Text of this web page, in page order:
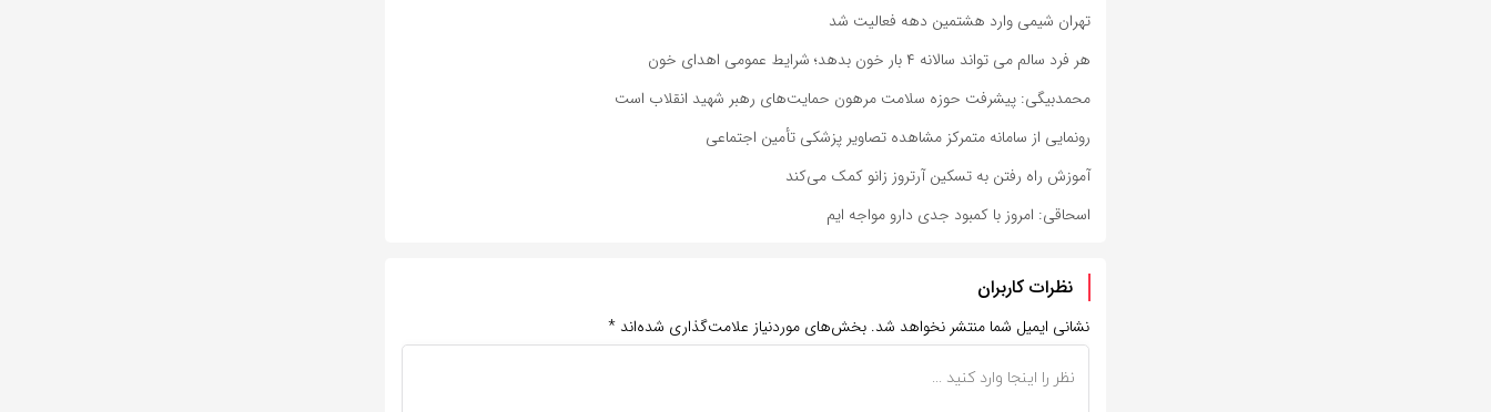
تهران شیمی وارد هشتمین دهه فعالیت شد
هر فرد سالم می تواند سالانه ۴ بار خون بدهد؛ شرایط عمومی اهدای خون
محمدبیگی: پیشرفت حوزه سلامت مرهون حمایت‌های رهبر شهید انقلاب است
رونمایی از سامانه متمرکز مشاهده تصاویر پزشکی تأمین اجتماعی
آموزش راه رفتن به تسکین آرتروز زانو کمک می‌کند
اسحاقی: امروز با کمبود جدی دارو مواجه ایم
نظرات کاربران
نشانی ایمیل شما منتشر نخواهد شد. بخش‌های موردنیاز علامت‌گذاری شده‌اند *